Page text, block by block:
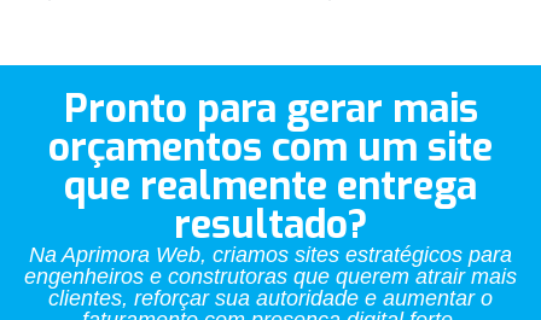
Pronto para gerar mais
orçamentos com um site
que realmente entrega
resultado?
Na Aprimora Web, criamos sites estratégicos para
engenheiros e construtoras que querem atrair mais
clientes, reforçar sua autoridade e aumentar o